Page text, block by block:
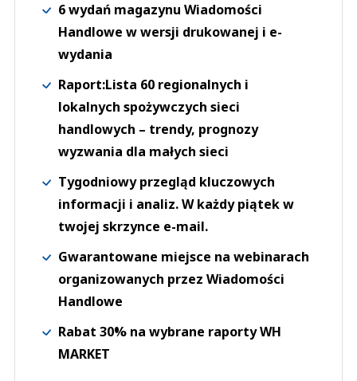
6 wydań magazynu Wiadomości
Handlowe w wersji drukowanej i e-
wydania
Raport:Lista 60 regionalnych i
lokalnych spożywczych sieci
handlowych – trendy, prognozy
wyzwania dla małych sieci
Tygodniowy przegląd kluczowych
informacji i analiz. W każdy piątek w
twojej skrzynce e-mail.
Gwarantowane miejsce na webinarach
organizowanych przez Wiadomości
Handlowe
Rabat 30% na wybrane raporty WH
MARKET